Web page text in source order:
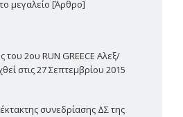
μεγαλείο [Άρθρο]
του 2ου RUN GREECE Αλεξ/
στις 27 Σεπτεμβρίου 2015
συνεδρίασης ΔΣ της